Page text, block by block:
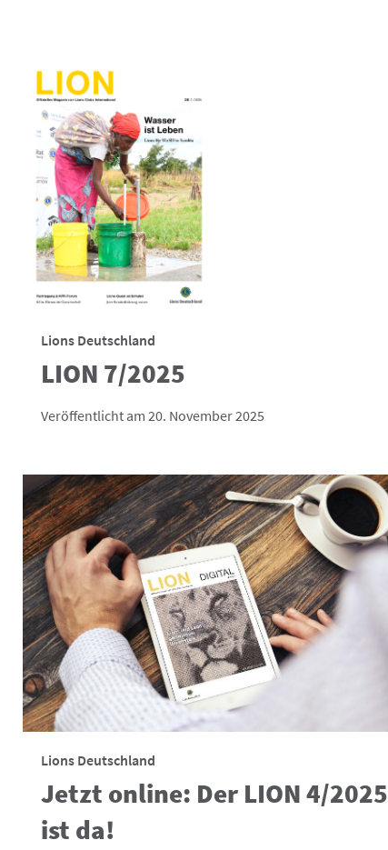
Lions Deutschland
LION 7/2025
Veröffentlicht am 20. November 2025
Lions Deutschland
Jetzt online: Der LION 4/2025
ist da!